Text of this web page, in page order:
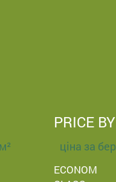
PRICE BY
ціна за
ECONOM